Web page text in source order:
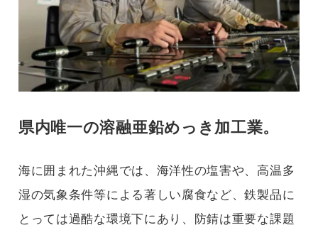
県内唯一の溶融亜鉛めっき加工業。
海に囲まれた沖縄では、海洋性の塩害や、高温多
湿の気象条件等による著しい腐食など、鉄製品に
とっては過酷な環境下にあり、防錆は重要な課題